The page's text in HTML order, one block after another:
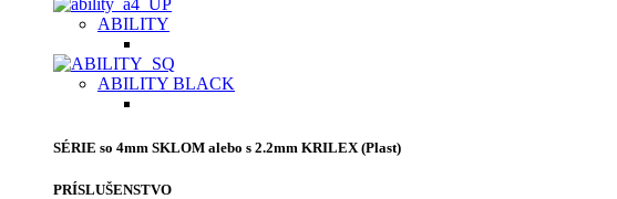
ABILITY
ABILITY BLACK
SÉRIE so 4mm SKLOM alebo s 2.2mm KRILEX (Plast)
PRÍSLUŠENSTVO